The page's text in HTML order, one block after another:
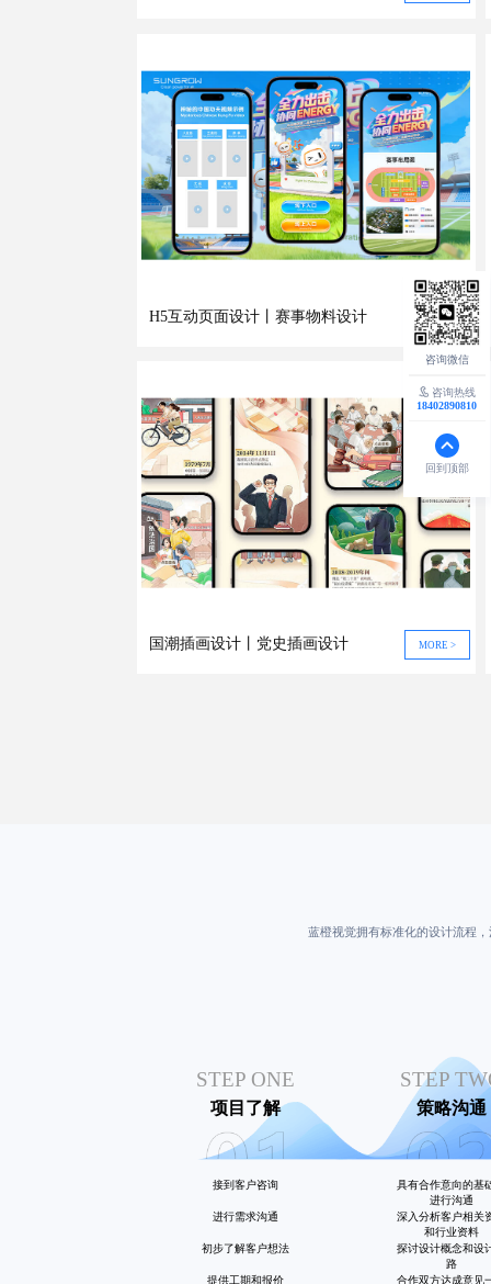
H5互动页面设计丨赛事物料设计 MORE >
国潮插画设计丨党史插画设计 MORE >
蓝橙视觉拥有标准化的设计流程
STEP ONE
项目了解
接到客户咨询
进行需求沟通
初步了解客户想法
提供工期和报价
STEP
策略沟通
具有合作意向的基
进行沟通
深入分析客户相关
和行业资料
探讨设计概念和设
路
合作双方达成意见
咨询热线
18402890810
回到顶部